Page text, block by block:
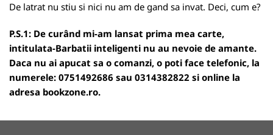
De latrat nu stiu si nici nu am de gand sa invat. Deci, cum e?
P.S.1: De curând mi-am lansat prima mea carte,
intitulata-Barbatii inteligenti nu au nevoie de amante.
Daca nu ai apucat sa o comanzi, o poti face telefonic, la
numerele: 0751492686 sau 0314382822 si online la
adresa bookzone.ro.